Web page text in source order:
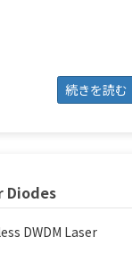
続きを読む
Diodes
DWDM Laser